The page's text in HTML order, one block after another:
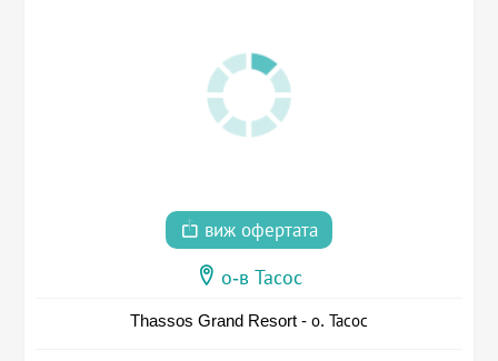
виж офертата
о-в Тасос
Thassos Grand Resort - о. Тасос